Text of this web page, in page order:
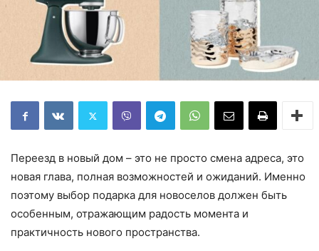
Переезд в новый дом – это не просто смена адреса, это
новая глава, полная возможностей и ожиданий. Именно
поэтому выбор подарка для новоселов должен быть
особенным, отражающим радость момента и
практичность нового пространства.